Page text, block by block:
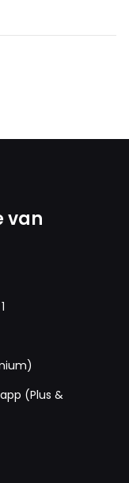
van
(Plus &